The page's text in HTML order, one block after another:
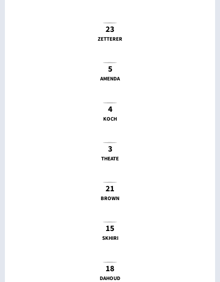
23
ZETTERER
5
AMENDA
4
KOCH
3
THEATE
21
BROWN
15
SKHIRI
18
DAHOUD